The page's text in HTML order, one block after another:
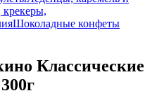
крекеры,
Шоколадные конфеты
Классические